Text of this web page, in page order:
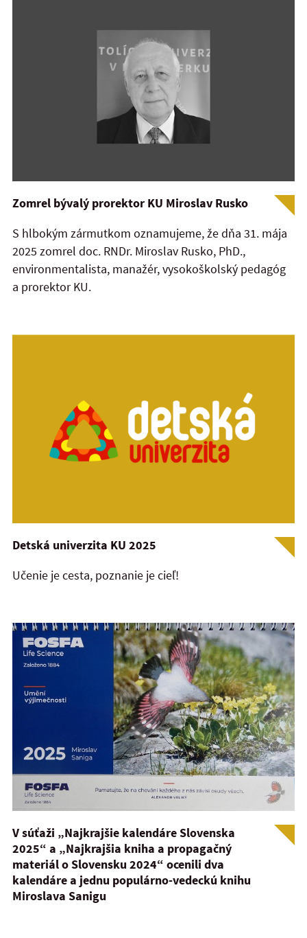
Zomrel bývalý prorektor KU Miroslav Rusko
S hlbokým zármutkom oznamujeme, že dňa 31. mája
2025 zomrel doc. RNDr. Miroslav Rusko, PhD.,
environmentalista, manažér, vysokoškolský pedagóg
a prorektor KU.
Detská univerzita KU 2025
Učenie je cesta, poznanie je cieľ!
V súťaži „Najkrajšie kalendáre Slovenska
2025“ a „Najkrajšia kniha a propagačný
materiál o Slovensku 2024“ ocenili dva
kalendáre a jednu populárno-vedeckú knihu
Miroslava Sanigu